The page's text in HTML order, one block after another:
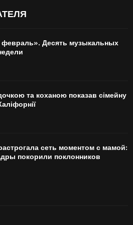
февраль». Десять музыкальных
та коханою показав сімейну
сеть моментом с мамой:
покорили поклонников